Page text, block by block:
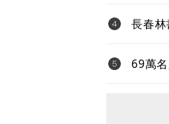
超微
器
長春
生」自
69萬